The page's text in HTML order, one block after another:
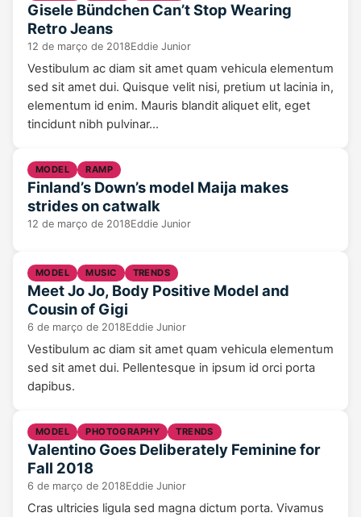
Gisele Bündchen Can’t Stop Wearing
Retro Jeans
12 de março de 2018Eddie Junior
Vestibulum ac diam sit amet quam vehicula elementum
sed sit amet dui. Quisque velit nisi, pretium ut lacinia in,
elementum id enim. Mauris blandit aliquet elit, eget
tincidunt nibh pulvinar…
MODEL RAMP
Finland’s Down’s model Maija makes
strides on catwalk
12 de março de 2018Eddie Junior
MODEL MUSIC TRENDS
Meet Jo Jo, Body Positive Model and
Cousin of Gigi
6 de março de 2018Eddie Junior
Vestibulum ac diam sit amet quam vehicula elementum
sed sit amet dui. Pellentesque in ipsum id orci porta
dapibus.
MODEL PHOTOGRAPHY TRENDS
Valentino Goes Deliberately Feminine for
Fall 2018
6 de março de 2018Eddie Junior
Cras ultricies ligula sed magna dictum porta. Vivamus